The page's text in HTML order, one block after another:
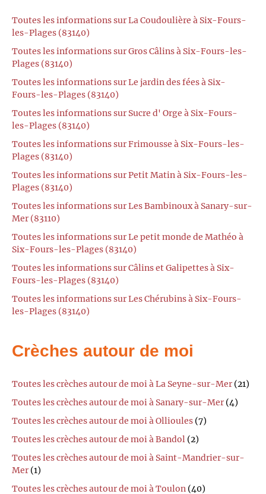
Toutes les informations sur La Coudoulière à Six-Fours-
les-Plages (83140)
Toutes les informations sur Gros Câlins à Six-Fours-les-
Plages (83140)
Toutes les informations sur Le jardin des fées à Six-
Fours-les-Plages (83140)
Toutes les informations sur Sucre d' Orge à Six-Fours-
les-Plages (83140)
Toutes les informations sur Frimousse à Six-Fours-les-
Plages (83140)
Toutes les informations sur Petit Matin à Six-Fours-les-
Plages (83140)
Toutes les informations sur Les Bambinoux à Sanary-sur-
Mer (83110)
Toutes les informations sur Le petit monde de Mathéo à
Six-Fours-les-Plages (83140)
Toutes les informations sur Câlins et Galipettes à Six-
Fours-les-Plages (83140)
Toutes les informations sur Les Chérubins à Six-Fours-
les-Plages (83140)
Crèches autour de moi
Toutes les crèches autour de moi à La Seyne-sur-Mer (21)
Toutes les crèches autour de moi à Sanary-sur-Mer (4)
Toutes les crèches autour de moi à Ollioules (7)
Toutes les crèches autour de moi à Bandol (2)
Toutes les crèches autour de moi à Saint-Mandrier-sur-
Mer (1)
Toutes les crèches autour de moi à Toulon (40)